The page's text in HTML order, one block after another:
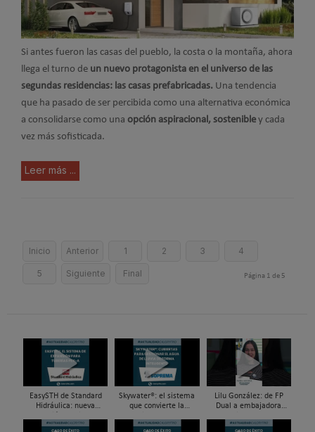
Si antes fueron las casas del pueblo, la costa o la montaña, ahora
llega el turno de un nuevo protagonista en el universo de las
segundas residencias: las casas prefabricadas. Una tendencia
que ha pasado de ser percibida como una alternativa económica
a consolidarse como una opción aspiracional, sostenibley cada
vez más sofisticada.
Leer más ...
Inicio Anterior 1 2 3 4
5 Siguiente Final Página 1 de 5
EasySTH de Standard
Hidráulica: nueva
de expansión para
Skywater®: el sistema
que convierte la
infraestructura activa de
Lilu González: de FP
Dual a embajadora
| Mecatrónica Industrial